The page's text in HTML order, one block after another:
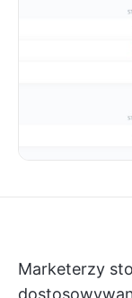
Marketerzy